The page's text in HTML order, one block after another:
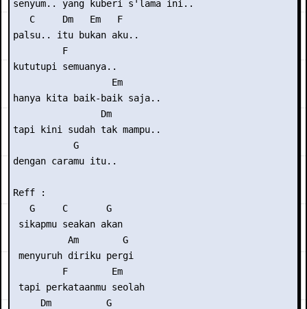
senyum.. yang kuberi s'lama ini..
   C     Dm   Em   F
palsu.. itu bukan aku..
         F
kututupi semuanya..
                  Em
hanya kita baik-baik saja..
                Dm
tapi kini sudah tak mampu..
           G
dengan caramu itu..
Reff :
   G     C       G
sikapmu seakan akan
          Am        G
menyuruh diriku pergi
         F        Em
tapi perkataanmu seolah
     Dm          G